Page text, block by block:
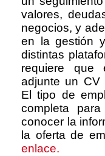
valores,
negocios, y
en la gestión
distintas
requiere que
adjunte un CV
El tipo de
completa
conocer la
la oferta de
enlace.